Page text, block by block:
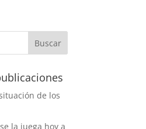
de los
la juega hoy a